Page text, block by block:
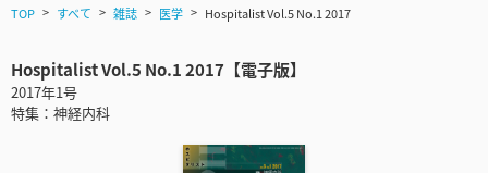
TOP すべて 雑誌 医学 Hospitalist Vol.5 No.1 2017
Hospitalist Vol.5 No.1 2017【電子版】
2017年1号
特集：神経内科